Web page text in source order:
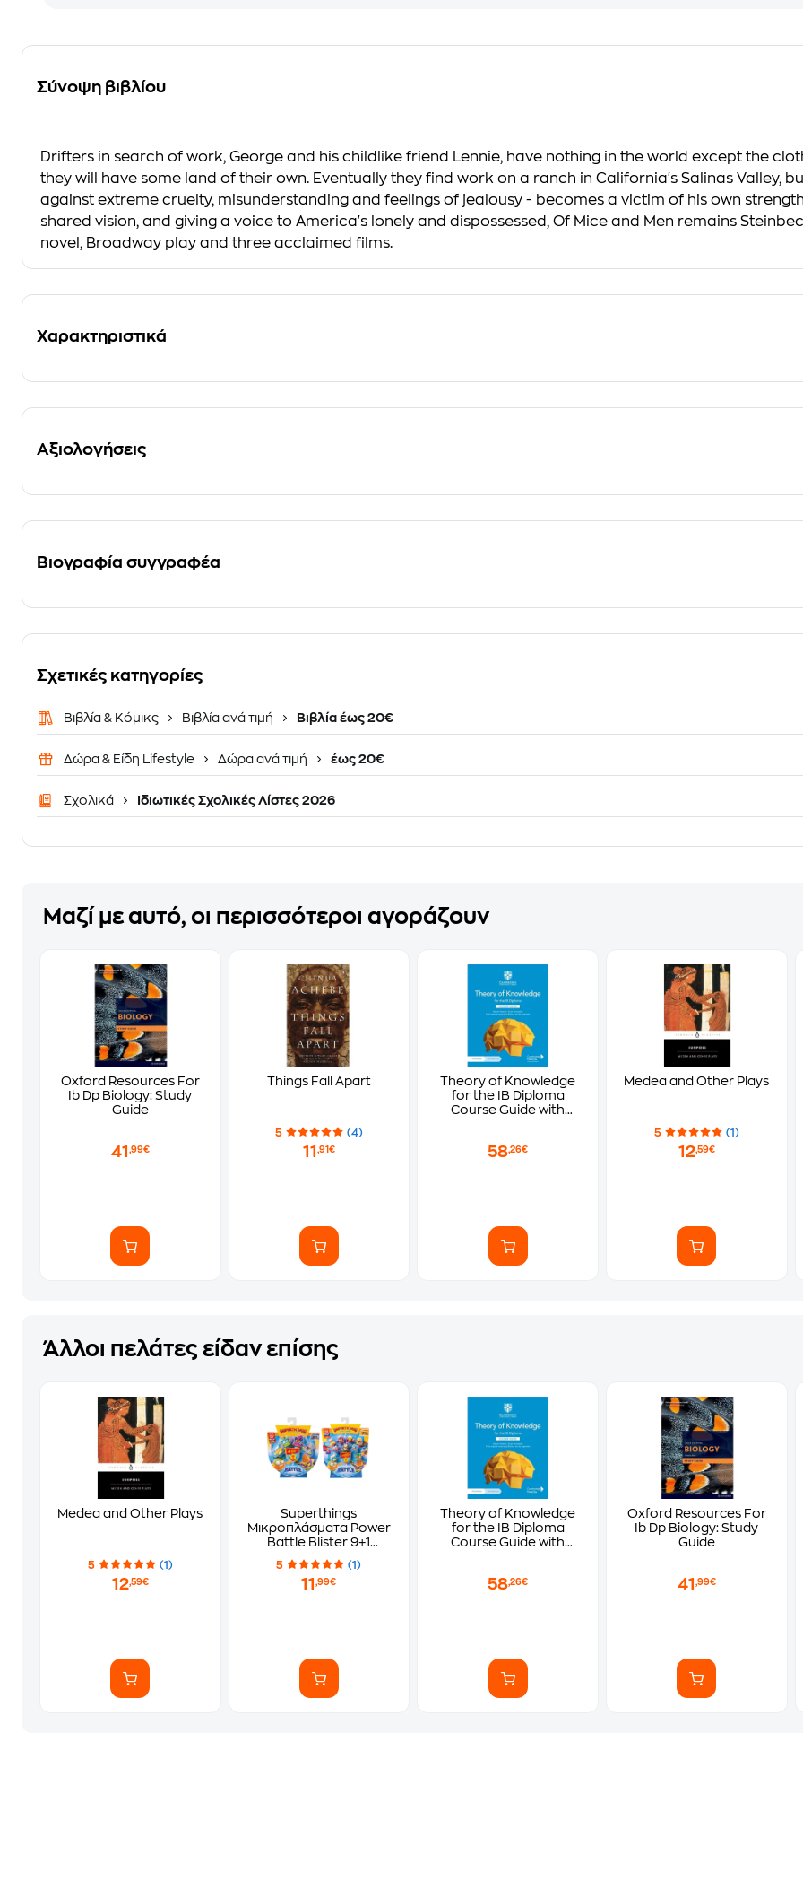
Σύνοψη βιβλίου
Drifters in search of work, George and his childlike friend Lennie, have nothing in the world except the
they will have some land of their own. Eventually they find work on a ranch in California's Salinas Valley,
against extreme cruelty, misunderstanding and feelings of jealousy - becomes a victim of his own
shared vision, and giving a voice to America's lonely and dispossessed, Of Mice and Men remains
novel, Broadway play and three acclaimed films.
Χαρακτηριστικά
Αξιολογήσεις
Βιογραφία συγγραφέα
Σχετικές κατηγορίες
Βιβλία & Κόμικς Βιβλία ανά τιμή Βιβλία έως 20€
Δώρα & Είδη Lifestyle Δώρα ανά τιμή έως 20€
Σχολικά Ιδιωτικές Σχολικές Λίστες 2026
Μαζί με αυτό, οι περισσότεροι αγοράζουν
Oxford Resources For
Ib Dp Biology: Study
Guide
41 ,99€
Things Fall Apart
5 (4)
11 ,91€
Theory of Knowledge
for the IB Diploma
Course Guide with
58,26€
Medea and Other Plays
5 (1)
12,59€
Άλλοι πελάτες είδαν επίσης
Medea and Other Plays
5 (1)
12,59€
Superthings
Μικροπλάσματα Power
Battle Blister 9+1
Φιγούρες - Τυχαία
Επιλογή
5 (1)
11,99€
Theory of Knowledge
for the IB Diploma
Course Guide with
58,26€
Oxford Resources For
Ib Dp Biology: Study
Guide
41 ,99€